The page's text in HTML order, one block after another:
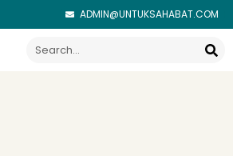
ADMIN@UNTUKSAHABAT.COM
Search